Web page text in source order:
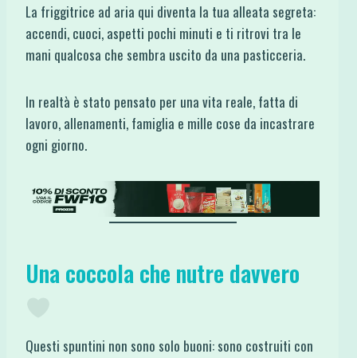
La friggitrice ad aria qui diventa la tua alleata segreta:
accendi, cuoci, aspetti pochi minuti e ti ritrovi tra le
mani qualcosa che sembra uscito da una pasticceria.
In realtà è stato pensato per una vita reale, fatta di
lavoro, allenamenti, famiglia e mille cose da incastrare
ogni giorno.
Una coccola che nutre davvero
Questi spuntini non sono solo buoni: sono costruiti con